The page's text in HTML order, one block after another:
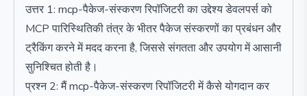
उत्तर 1: mcp-पैकेज-संस्करण रिपॉजिटरी का उद्देश्य डेवलपर्स को
MCP पारिस्थितिकी तंत्र के भीतर पैकेज संस्करणों का प्रबंधन और
ट्रैकिंग करने में मदद करना है, जिससे संगतता और उपयोग में आसानी
सुनिश्चित होती है।
प्रश्न 2: मैं mcp-पैकेज-संस्करण रिपॉजिटरी में कैसे योगदान कर